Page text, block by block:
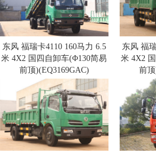
东风 福瑞卡4110 160马力 6.5
米 4X2 国四自卸车(Φ130简易
前顶)(EQ3169GAC)
东风 福
米 4X2
前